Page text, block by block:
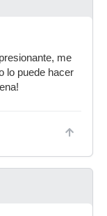
me
lo puede hacer